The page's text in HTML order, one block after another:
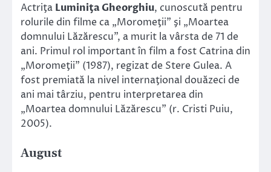
Actriţa Luminiţa Gheorghiu, cunoscută pentru
rolurile din filme ca „Moromeţii” şi „Moartea
domnului Lăzărescu”, a murit la vârsta de 71 de
ani. Primul rol important în film a fost Catrina din
„Moromeţii” (1987), regizat de Stere Gulea. A
fost premiată la nivel internaţional douăzeci de
ani mai târziu, pentru interpretarea din
„Moartea domnului Lăzărescu” (r. Cristi Puiu,
2005).
August